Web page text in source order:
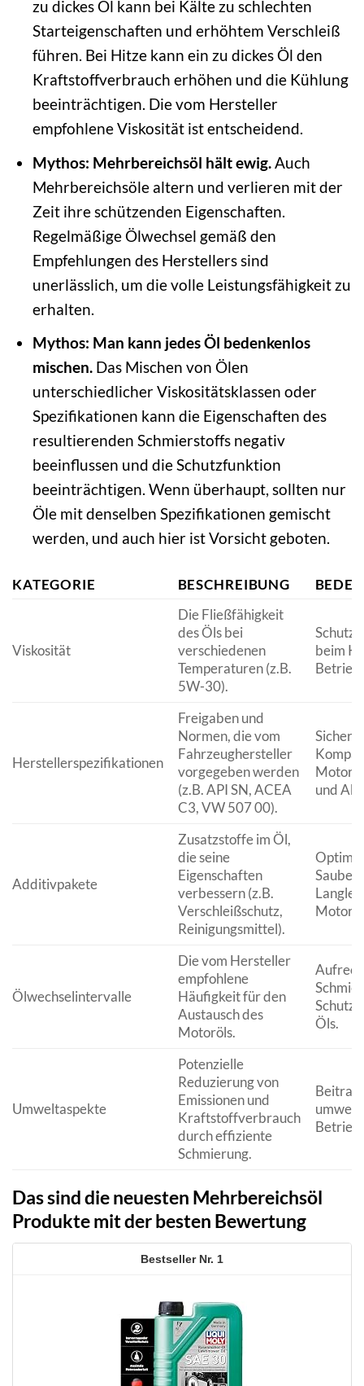
zu dickes Öl kann bei Kälte zu schlechten
Starteigenschaften und erhöhtem Verschleiß
führen. Bei Hitze kann ein zu dickes Öl den
Kraftstoffverbrauch erhöhen und die Kühlung
beeinträchtigen. Die vom Hersteller
empfohlene Viskosität ist entscheidend.
Mythos: Mehrbereichsöl hält ewig.Auch
Mehrbereichsöle altern und verlieren mit der
Zeit ihre schützenden Eigenschaften.
Regelmäßige Ölwechsel gemäß den
Empfehlungen des Herstellers sind
unerlässlich, um die volle Leistungsfähigkeit zu
erhalten.
Mythos: Man kann jedes Öl bedenkenlos
mischen.Das Mischen von Ölen
unterschiedlicher Viskositätsklassen oder
Spezifikationen kann die Eigenschaften des
resultierenden Schmierstoffs negativ
beeinflussen und die Schutzfunktion
beeinträchtigen. Wenn überhaupt, sollten nur
Öle mit denselben Spezifikationen gemischt
werden, und auch hier ist Vorsicht geboten.
KATEGORIE BESCHREIBUNG
Viskosität
Die Fließfähigkeit
des Öls bei
verschiedenen
Temperaturen (z.B.
5W-30).
Schutz
beim
Herstellerspezifikationen
Freigaben und
Normen, die vom
Fahrzeughersteller
vorgegeben werden
(z.B. API SN, ACEA
C3, VW 507 00).
und
Additivpakete
Zusatzstoffe im Öl,
die seine
Eigenschaften
verbessern (z.B.
Verschleißschutz,
Reinigungsmittel).
Motors.
Ölwechselintervalle
Die vom Hersteller
empfohlene
Häufigkeit für den
Austausch des
Motoröls.
Öls.
Umweltaspekte
Potenzielle
Reduzierung von
Emissionen und
Kraftstoffverbrauch
durch effiziente
Schmierung.
Beitrag
Betrieb.
Das sind die neuesten Mehrbereichsöl
Produkte mit der besten Bewertung
1